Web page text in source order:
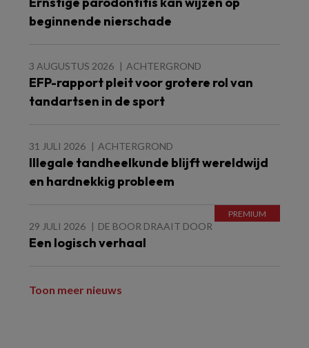
beginnende nierschade
3 AUGUSTUS 2026 ACHTERGROND
EFP-rapport pleit voor grotere rol van
tandartsen in de sport
31 JULI 2026 ACHTERGROND
Illegale tandheelkunde blijft wereldwijd
en hardnekkig probleem
29 JULI 2026 DE BOOR DRAAIT DOOR
Een logisch verhaal
Toon meer nieuws